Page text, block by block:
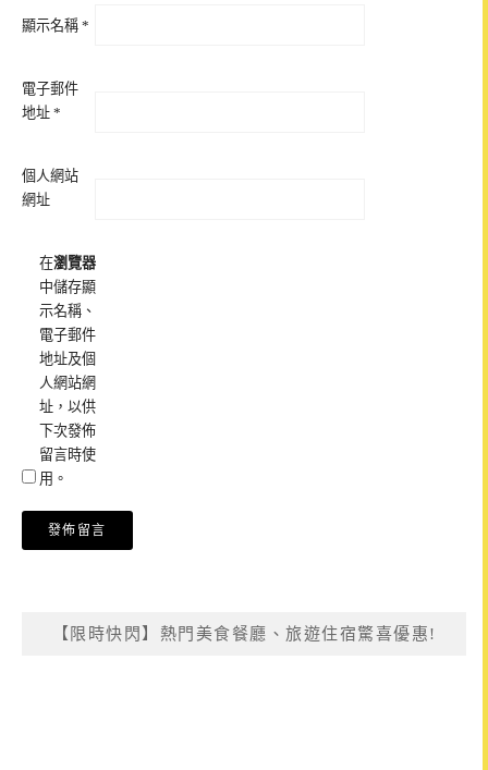
顯示名稱 *
電子郵件
地址 *
個人網站
網址
在瀏覽器
中儲存顯
示名稱、
電子郵件
地址及個
人網站網
址，以供
下次發佈
留言時使
用。
【限時快閃】熱門美食餐廳、旅遊住宿驚喜優惠!